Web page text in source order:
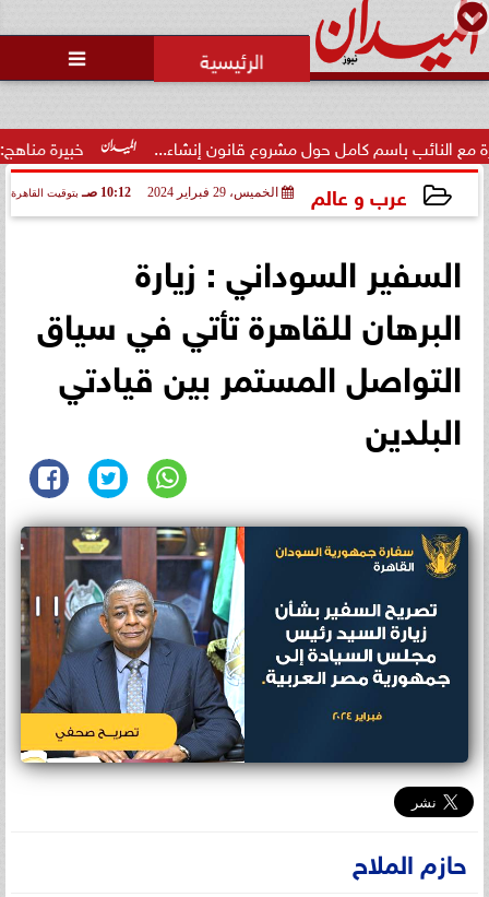

خبيرة مناهج: حداثة باسم كامل حول مشروع قانون إنشاء...
عرب و عالم الخميس، 29 فبراير 2024 10:12 صـ بتوقيت القاهرة
السفير السوداني : زيارة
البرهان للقاهرة تأتي في سياق
التواصل المستمر بين قيادتي
البلدين
حازم الملاح